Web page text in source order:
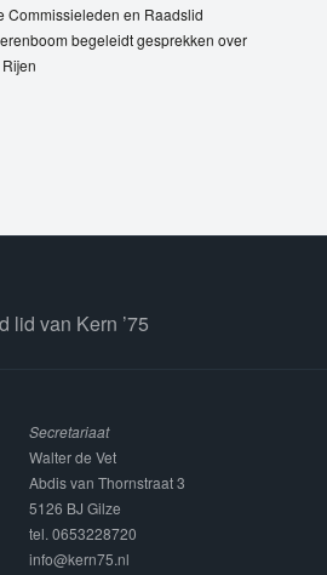
Commissieleden en Raadslid
begeleidt gesprekken over
lid van Kern ’75
Secretariaat
Walter de Vet
Abdis van Thornstraat 3
5126 BJ Gilze
tel. 0653228720
info@kern75.nl